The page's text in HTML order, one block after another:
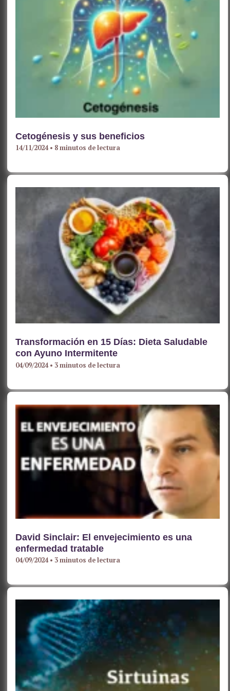
Cetogénesis y sus beneficios
14/11/2024• 8 minutos de lectura
Transformación en 15 Días: Dieta Saludable
con Ayuno Intermitente
04/09/2024• 3 minutos de lectura
David Sinclair: El envejecimiento es una
enfermedad tratable
04/09/2024• 3 minutos de lectura